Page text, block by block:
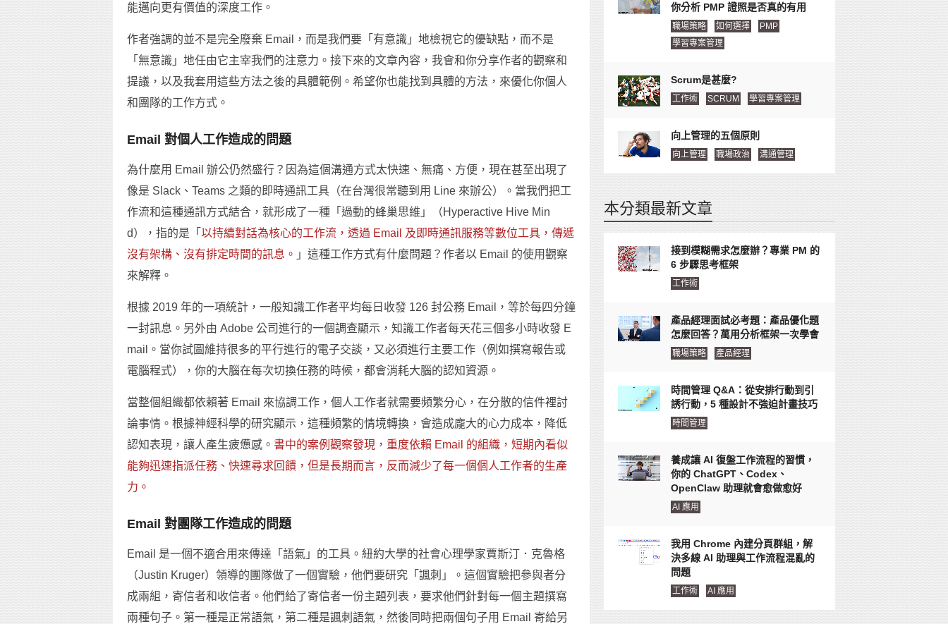
能邁向更有價值的深度工作。
作者強調的並不是完全廢棄 Email，而是我們要「有意識」地檢視它的優缺點，而不是
「無意識」地任由它主宰我們的注意力。接下來的文章內容，我會和你分享作者的觀察和
提議，以及我套用這些方法之後的具體範例。希望你也能找到具體的方法，來優化你個人
和團隊的工作方式。
Email 對個人工作造成的問題
為什麼用 Email 辦公仍然盛行？因為這個溝通方式太快速、無痛、方便，現在甚至出現了
像是 Slack、Teams 之類的即時通訊工具（在台灣很常聽到用 Line 來辦公）。當我們把工
作流和這種通訊方式結合，就形成了一種「過動的蜂巢思維」（Hyperactive Hive Min
d），指的是「 以持續對話為核心的工作流，透過 Email 及即時通訊服務等數位工具，傳遞
沒有架構、沒有排定時間的訊息。 」這種工作方式有什麼問題？作者以 Email 的使用觀察
來解釋。
根據 2019 年的一項統計，一般知識工作者平均每日收發 126 封公務 Email，等於每四分鐘
一封訊息。另外由 Adobe 公司進行的一個調查顯示，知識工作者每天花三個多小時收發 E
mail。當你試圖維持很多的平行進行的電子交談，又必須進行主要工作（例如撰寫報告或
電腦程式），你的大腦在每次切換任務的時候，都會消耗大腦的認知資源。
當整個組織都依賴著 Email 來協調工作，個人工作者就需要頻繁分心，在分散的信件裡討
論事情。根據神經科學的研究顯示，這種頻繁的情境轉換，會造成龐大的心力成本，降低
認知表現，讓人產生疲憊感。 書中的案例觀察發現，重度依賴 Email 的組織，短期內看似
能夠迅速指派任務、快速尋求回饋，但是長期而言，反而減少了每一個個人工作者的生產
力。
Email 對團隊工作造成的問題
Email 是一個不適合用來傳達「語氣」的工具。紐約大學的社會心理學家賈斯汀．克魯格
（Justin Kruger）領導的團隊做了一個實驗，他們要研究「諷刺」。這個實驗把參與者分
成兩組，寄信者和收信者。他們給了寄信者一份主題列表，要求他們針對每一個主題撰寫
兩種句子。第一種是正常語氣，第二種是諷刺語氣，然後同時把兩個句子用 Email 寄給另
你分析 PMP 證照是否真的有用
職場策略 如何選擇
PMP
學習專案管理
Scrum是甚麼?
工作術 SCRUM 學習專案管理
向上管理的五個原則
向上管理 職場政治 溝通管理
本分類最新文章
接到模糊需求怎麼辦？專業 PM 的
6 步驟思考框架
工作術
產品經理面試必考題：產品優化題
怎麼回答？萬用分析框架一次學會
職場策略 產品經理
時間管理 Q&A：從安排行動到引
誘行動，5 種設計不強迫計畫技巧
時間管理
養成讓 AI 復盤工作流程的習慣，
你的 ChatGPT、Codex、
OpenClaw 助理就會愈做愈好
AI 應用
我用 Chrome 內建分頁群組，解
決多線 AI 助理與工作流程混亂的
問題
工作術 AI 應用